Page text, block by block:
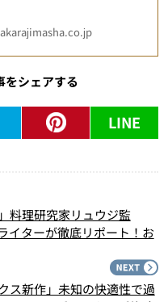
をシェアする
LINE
料理研究家リュウジ監
イターが徹底リポート！お
ス新作」未知の快適性で過